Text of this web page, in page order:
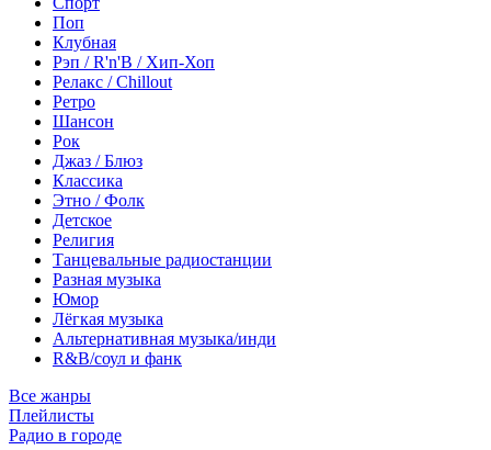
Поп
Клубная
Рэп / R'n'B / Хип-Хоп
Релакс / Chillout
Ретро
Шансон
Рок
Джаз / Блюз
Классика
Этно / Фолк
Детское
Религия
Танцевальные радиостанции
Разная музыка
Юмор
Лёгкая музыка
Альтернативная музыка/инди
R&B/cоул и фанк
Все жанры
Плейлисты
Радио в городе